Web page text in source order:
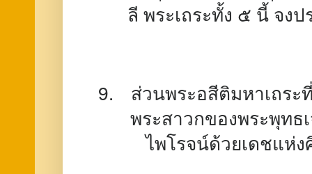
ลี พระเถระทั้ง ๕ นี้ จง
ส่วนพระอสีติมหาเถระ
พระสาวกของพระพุทธ
ไพโรจน์ด้วยเดชแห่